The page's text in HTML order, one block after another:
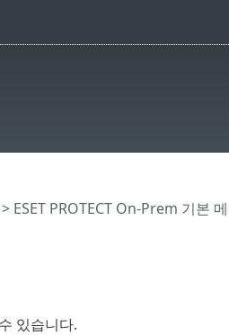
> ESET PROTECT On-Prem 기본
있습니다.